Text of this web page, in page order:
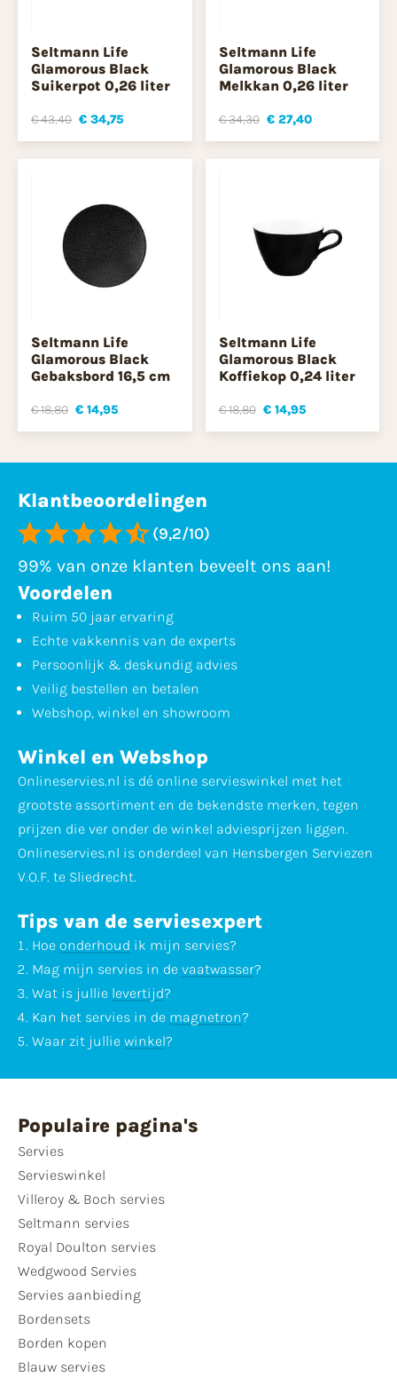
Seltmann Life
Glamorous Black
Suikerpot 0,26 liter
€ 43,40 € 34,75
Seltmann Life
Glamorous Black
Melkkan 0,26 liter
€ 34,30 € 27,40
Seltmann Life
Glamorous Black
Gebaksbord 16,5 cm
€ 18,80 € 14,95
Seltmann Life
Glamorous Black
Koffiekop 0,24 liter
€ 18,80 € 14,95
Klantbeoordelingen
(9,2/10)
99% van onze klanten beveelt ons aan!
Voordelen
Ruim 50 jaar ervaring
Echte vakkennis van de experts
Persoonlijk & deskundig advies
Veilig bestellen en betalen
Webshop, winkel en showroom
Winkel en Webshop
Onlineservies.nl is dé online servieswinkel met het
grootste assortiment en de bekendste merken, tegen
prijzen die ver onder de winkel adviesprijzen liggen.
Onlineservies.nl is onderdeel van Hensbergen Serviezen
V.O.F. te Sliedrecht.
Tips van de serviesexpert
Hoe onderhoud ik mijn servies?
Mag mijn servies in de vaatwasser?
Wat is jullie levertijd?
Kan het servies in de magnetron?
Waar zit jullie winkel?
Populaire pagina's
Servies
Servieswinkel
Villeroy & Boch servies
Seltmann servies
Royal Doulton servies
Wedgwood Servies
Servies aanbieding
Bordensets
Borden kopen
Blauw servies